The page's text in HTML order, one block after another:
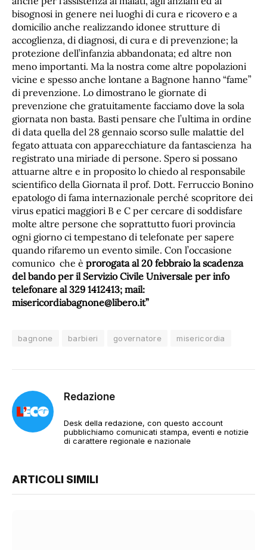
bisognosi in genere nei luoghi di cura e ricovero e a
domicilio anche realizzando idonee strutture di
accoglienza, di diagnosi, di cura e di prevenzione; la
protezione dell’infanzia abbandonata; ed altre non
meno importanti. Ma la nostra come altre popolazioni
vicine e spesso anche lontane a Bagnone hanno “fame”
di prevenzione. Lo dimostrano le giornate di
prevenzione che gratuitamente facciamo dove la sola
giornata non basta. Basti pensare che l’ultima in ordine
di data quella del 28 gennaio scorso sulle malattie del
fegato attuata con apparecchiature da fantascienza ha
registrato una miriade di persone. Spero si possano
attuarne altre e in proposito lo chiedo al responsabile
scientifico della Giornata il prof. Dott. Ferruccio Bonino
epatologo di fama internazionale perché scopritore dei
virus epatici maggiori B e C per cercare di soddisfare
molte altre persone che soprattutto fuori provincia
ogni giorno ci tempestano di telefonate per sapere
quando rifaremo un evento simile. Con l’occasione
comunico che è prorogata al 20 febbraio la scadenza
del bando per il Servizio Civile Universale per info
telefonare al 329 1412413; mail:
misericordiabagnone@libero.it”
bagnone barbieri governatore misericordia
Redazione
Desk della redazione, con questo account
pubblichiamo comunicati stampa, eventi e notizie
di carattere regionale e nazionale
ARTICOLI SIMILI